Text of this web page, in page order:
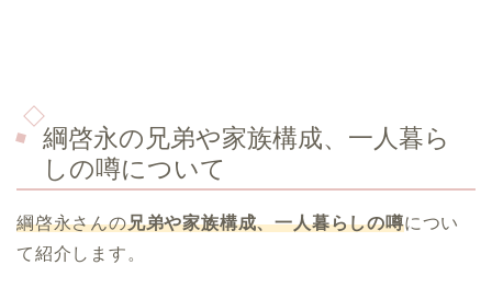
綱啓永の兄弟や家族構成、一人暮ら
しの噂について
綱啓永さんの兄弟や家族構成、一人暮らしの噂につい
て紹介します。